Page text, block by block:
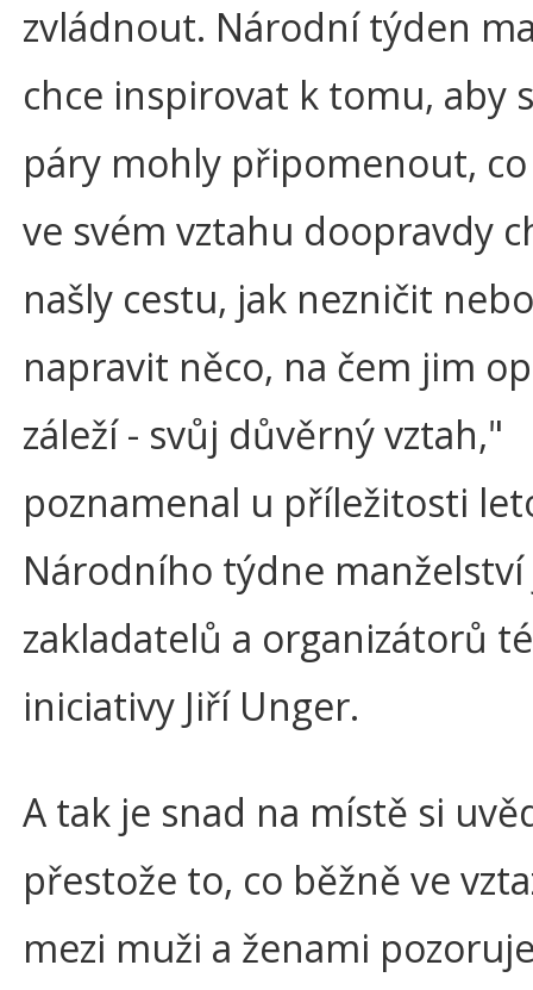
zvládnout. Národní týden
chce inspirovat k tomu, aby
páry mohly připomenout,
ve svém vztahu doopravdy
našly cestu, jak nezničit nebo
napravit něco, na čem jim
záleží - svůj důvěrný vztah,"
poznamenal u příležitosti
Národního týdne manželství
zakladatelů a organizátorů
iniciativy Jiří Unger.
A tak je snad na místě si
přestože to, co běžně ve
mezi muži a ženami